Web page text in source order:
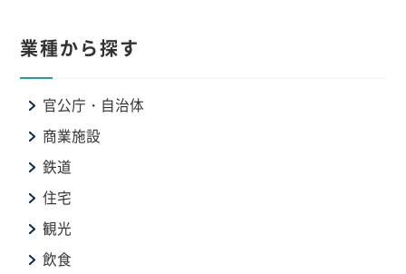
業種から探す
官公庁・自治体
商業施設
鉄道
住宅
観光
飲食